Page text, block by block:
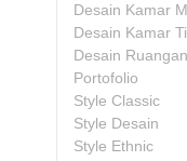
Desain Kamar
Desain Kamar
Desain Ruangan
Portofolio
Style Classic
Style Desain
Style Ethnic